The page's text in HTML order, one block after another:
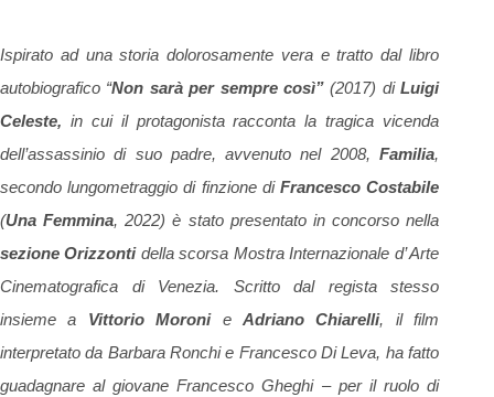
Ispirato ad una storia dolorosamente vera e tratto dal libro
autobiografico “Non sarà per sempre così”(2017) di Luigi
Celeste, in cui il protagonista racconta la tragica vicenda
dell’assassinio di suo padre, avvenuto nel 2008, Familia,
secondo lungometraggio di finzione di Francesco Costabile
(Una Femmina, 2022) è stato presentato in concorso nella
sezione Orizzontidella scorsa Mostra Internazionale d’ Arte
Cinematografica di Venezia. Scritto dal regista stesso
insieme a Vittorio Moronie Adriano Chiarelli, il film
interpretato da Barbara Ronchi e Francesco Di Leva, ha fatto
guadagnare al giovane Francesco Gheghi – per il ruolo di